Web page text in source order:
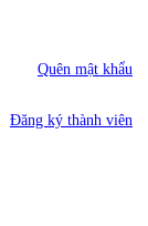
Quên mật khẩu
Đăng ký thành viên